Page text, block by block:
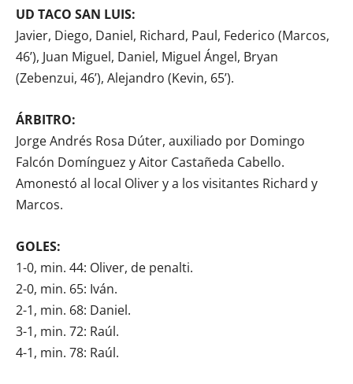
UD TACO SAN LUIS:
Javier, Diego, Daniel, Richard, Paul, Federico (Marcos,
46’), Juan Miguel, Daniel, Miguel Ángel, Bryan
(Zebenzui, 46’), Alejandro (Kevin, 65’).
ÁRBITRO:
Jorge Andrés Rosa Dúter, auxiliado por Domingo
Falcón Domínguez y Aitor Castañeda Cabello.
Amonestó al local Oliver y a los visitantes Richard y
Marcos.
GOLES:
1-0, min. 44: Oliver, de penalti.
2-0, min. 65: Iván.
2-1, min. 68: Daniel.
3-1, min. 72: Raúl.
4-1, min. 78: Raúl.